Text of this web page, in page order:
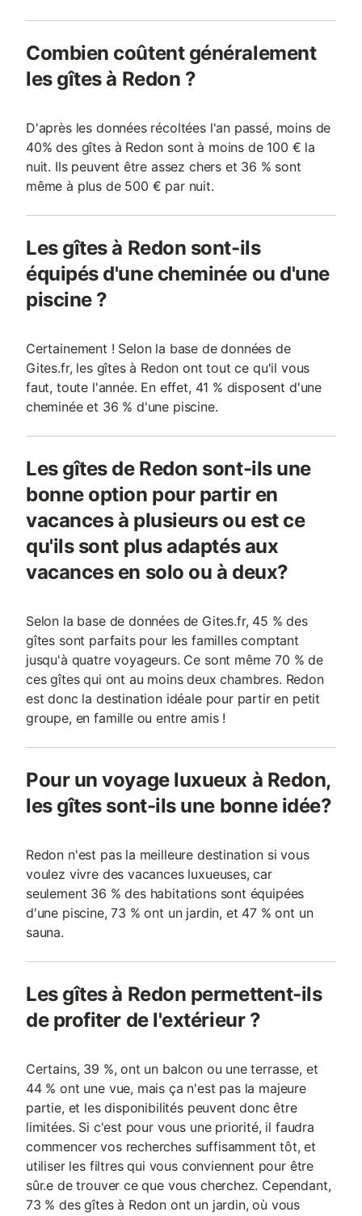
Combien coûtent généralement
les gîtes à Redon ?
D'après les données récoltées l'an passé, moins de
40% des gîtes à Redon sont à moins de 100 € la
nuit. Ils peuvent être assez chers et 36 % sont
même à plus de 500 € par nuit.
Les gîtes à Redon sont-ils
équipés d'une cheminée ou d'une
piscine ?
Certainement ! Selon la base de données de
Gites.fr, les gîtes à Redon ont tout ce qu'il vous
faut, toute l'année. En effet, 41 % disposent d'une
cheminée et 36 % d'une piscine.
Les gîtes de Redon sont-ils une
bonne option pour partir en
vacances à plusieurs ou est ce
qu'ils sont plus adaptés aux
vacances en solo ou à deux?
Selon la base de données de Gites.fr, 45 % des
gîtes sont parfaits pour les familles comptant
jusqu'à quatre voyageurs. Ce sont même 70 % de
ces gîtes qui ont au moins deux chambres. Redon
est donc la destination idéale pour partir en petit
groupe, en famille ou entre amis !
Pour un voyage luxueux à Redon,
les gîtes sont-ils une bonne idée?
Redon n'est pas la meilleure destination si vous
voulez vivre des vacances luxueuses, car
seulement 36 % des habitations sont équipées
d'une piscine, 73 % ont un jardin, et 47 % ont un
sauna.
Les gîtes à Redon permettent-ils
de profiter de l'extérieur ?
Certains, 39 %, ont un balcon ou une terrasse, et
44 % ont une vue, mais ça n'est pas la majeure
partie, et les disponibilités peuvent donc être
limitées. Si c'est pour vous une priorité, il faudra
commencer vos recherches suffisamment tôt, et
utiliser les filtres qui vous conviennent pour être
sûr.e de trouver ce que vous cherchez. Cependant,
73 % des gîtes à Redon ont un jardin, où vous